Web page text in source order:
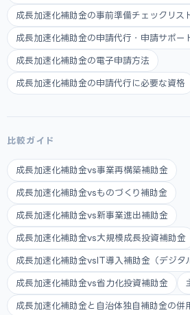
成長加速化補助金の事前準備チェックリス
成長加速化補助金の申請代行・申請サポー
成長加速化補助金の電子申請方法
成長加速化補助金の申請代行に必要な資格
比較ガイド
成長加速化補助金vs事業再構築補助金
成長加速化補助金vsものづくり補助金
成長加速化補助金vs新事業進出補助金
成長加速化補助金vs大規模成長投資補助金
成長加速化補助金vsIT導入補助金（デジタ
成長加速化補助金vs省力化投資補助金
成長加速化補助金と自治体独自補助金の併